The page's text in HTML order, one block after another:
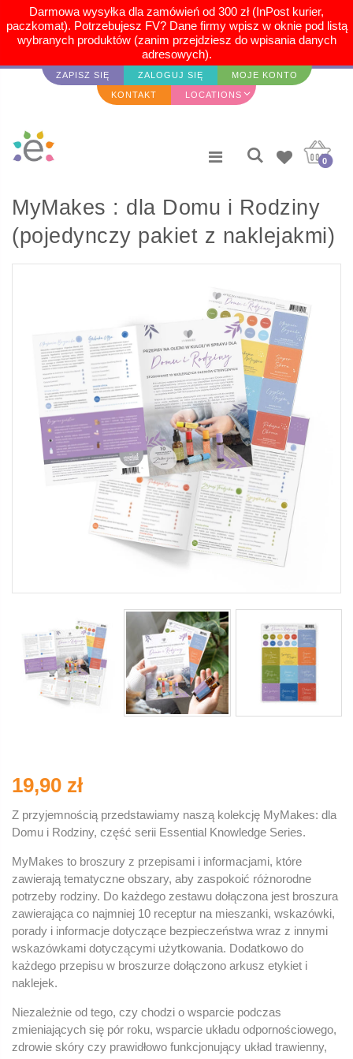
Darmowa wysyłka dla zamówień od 300 zł (InPost kurier,
paczkomat). Potrzebujesz FV? Dane firmy wpisz w oknie pod listą
wybranych produktów (zanim przejdziesz do wpisania danych
adresowych).
ZAPISZ SIĘ ZALOGUJ SIĘ MOJE KONTO
KONTAKT LOCATIONS
0
MyMakes : dla Domu i Rodziny
(pojedynczy pakiet z naklejakmi)
JĘZYK POLSKI
19,90 zł
Z przyjemnością przedstawiamy naszą kolekcję MyMakes: dla
Domu i Rodziny, część serii Essential Knowledge Series.
MyMakes to broszury z przepisami i informacjami, które
zawierają tematyczne obszary, aby zaspokoić różnorodne
potrzeby rodziny. Do każdego zestawu dołączona jest broszura
zawierająca co najmniej 10 receptur na mieszanki, wskazówki,
porady i informacje dotyczące bezpieczeństwa wraz z innymi
wskazówkami dotyczącymi użytkowania. Dodatkowo do
każdego przepisu w broszurze dołączono arkusz etykiet i
naklejek.
Niezależnie od tego, czy chodzi o wsparcie podczas
zmieniających się pór roku, wsparcie układu odpornościowego,
zdrowie skóry czy prawidłowo funkcjonujący układ trawienny,